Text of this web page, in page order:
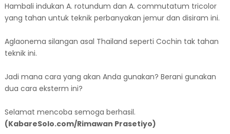
Hambali indukan A. rotundum dan A. commutatum tricolor
yang tahan untuk teknik perbanyakan jemur dan disiram ini.
Aglaonema silangan asal Thailand seperti Cochin tak tahan
teknik ini.
Jadi mana cara yang akan Anda gunakan? Berani gunakan
dua cara eksterm ini?
Selamat mencoba semoga berhasil.
(KabareSolo.com/Rimawan Prasetiyo)